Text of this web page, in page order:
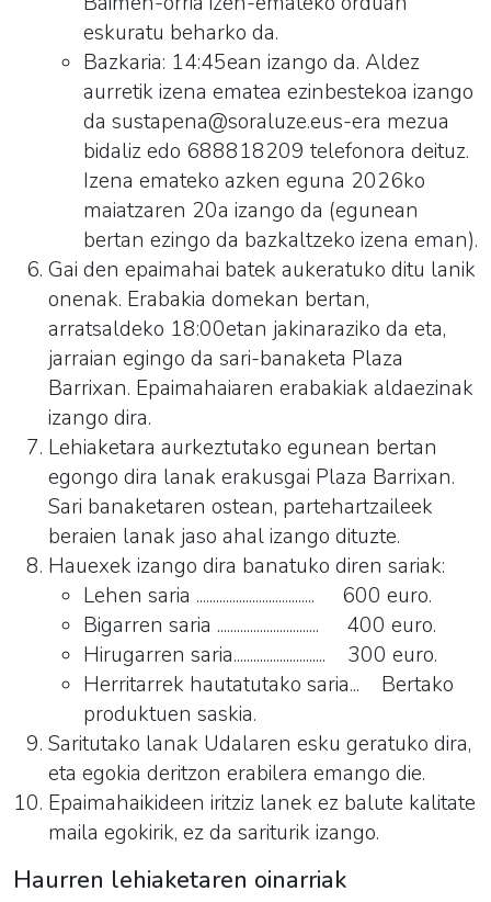
eskuratu beharko da.
Bazkaria: 14:45ean izango da. Aldez
aurretik izena ematea ezinbestekoa izango
da sustapena@soraluze.eus-era mezua
bidaliz edo 688818209 telefonora deituz.
Izena emateko azken eguna 2026ko
maiatzaren 20a izango da (egunean
bertan ezingo da bazkaltzeko izena eman).
Gai den epaimahai batek aukeratuko ditu lanik
onenak. Erabakia domekan bertan,
arratsaldeko 18:00etan jakinaraziko da eta,
jarraian egingo da sari-banaketa Plaza
Barrixan. Epaimahaiaren erabakiak aldaezinak
izango dira.
Lehiaketara aurkeztutako egunean bertan
egongo dira lanak erakusgai Plaza Barrixan.
Sari banaketaren ostean, partehartzaileek
beraien lanak jaso ahal izango dituzte.
Hauexek izango dira banatuko diren sariak:
Lehen saria .................................... 600 euro.
Bigarren saria ............................... 400 euro.
Hirugarren saria............................ 300 euro.
Herritarrek hautatutako saria... Bertako
produktuen saskia.
Saritutako lanak Udalaren esku geratuko dira,
eta egokia deritzon erabilera emango die.
Epaimahaikideen iritziz lanek ez balute kalitate
maila egokirik, ez da sariturik izango.
Haurren lehiaketaren oinarriak